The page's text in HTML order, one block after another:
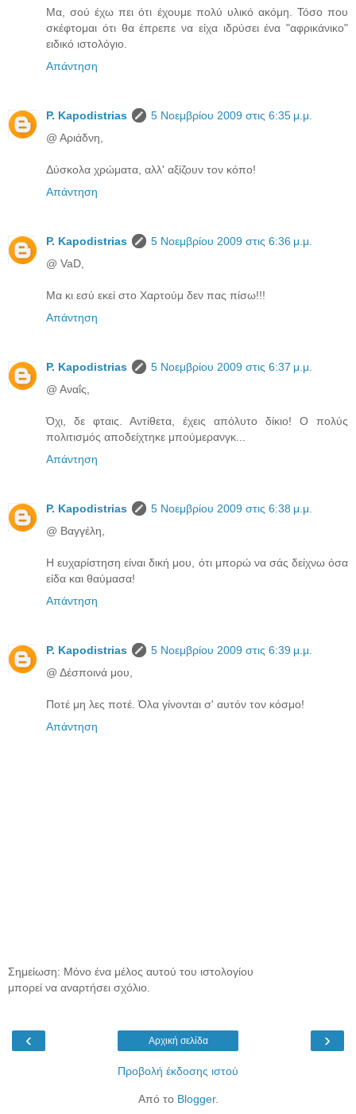
Μα, σού έχω πει ότι έχουμε πολύ υλικό ακόμη. Τόσο που
σκέφτομαι ότι θα έπρεπε να είχα ιδρύσει ένα "αφρικάνικο"
ειδικό ιστολόγιο.
Απάντηση
P. Kapodistrias
5 Νοεμβρίου 2009 στις 6:35 μ.μ.
@ Αριάδνη,
Δύσκολα χρώματα, αλλ' αξίζουν τον κόπο!
Απάντηση
P. Kapodistrias
5 Νοεμβρίου 2009 στις 6:36 μ.μ.
@ VaD,
Μα κι εσύ εκεί στο Χαρτούμ δεν πας πίσω!!!
Απάντηση
P. Kapodistrias
5 Νοεμβρίου 2009 στις 6:37 μ.μ.
@ Αναΐς,
Όχι, δε φταις. Αντίθετα, έχεις απόλυτο δίκιο! Ο πολύς
πολιτισμός αποδείχτηκε μπούμερανγκ...
Απάντηση
P. Kapodistrias
5 Νοεμβρίου 2009 στις 6:38 μ.μ.
@ Βαγγέλη,
Η ευχαρίστηση είναι δική μου, ότι μπορώ να σάς δείχνω όσα
είδα και θαύμασα!
Απάντηση
P. Kapodistrias
5 Νοεμβρίου 2009 στις 6:39 μ.μ.
@ Δέσποινά μου,
Ποτέ μη λες ποτέ. Όλα γίνονται σ' αυτόν τον κόσμο!
Απάντηση
Σημείωση: Μόνο ένα μέλος αυτού του ιστολογίου
μπορεί να αναρτήσει σχόλιο.
‹ ›
Αρχική σελίδα
Προβολή έκδοσης ιστού
Από το Blogger.